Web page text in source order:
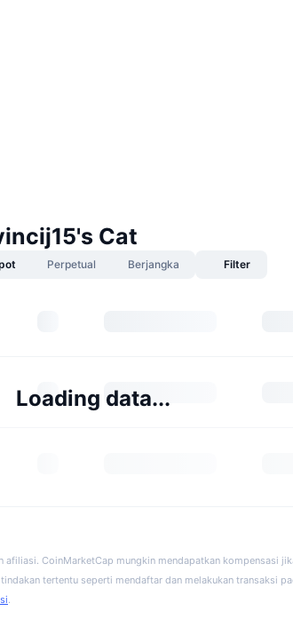
Cat
Perpetual Berjangka Filter
Loading data...
afiliasi. CoinMarketCap mungkin mendapatkan kompensasi
tertentu seperti mendaftar dan melakukan transaksi
.